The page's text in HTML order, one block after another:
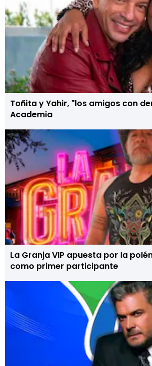
Toñita y Yahir, "los amigos con
Academia
La Granja VIP apuesta por la
como primer participante